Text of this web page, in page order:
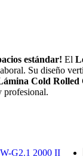
estándar! El
Su diseño
Cold Rolled
profesional.